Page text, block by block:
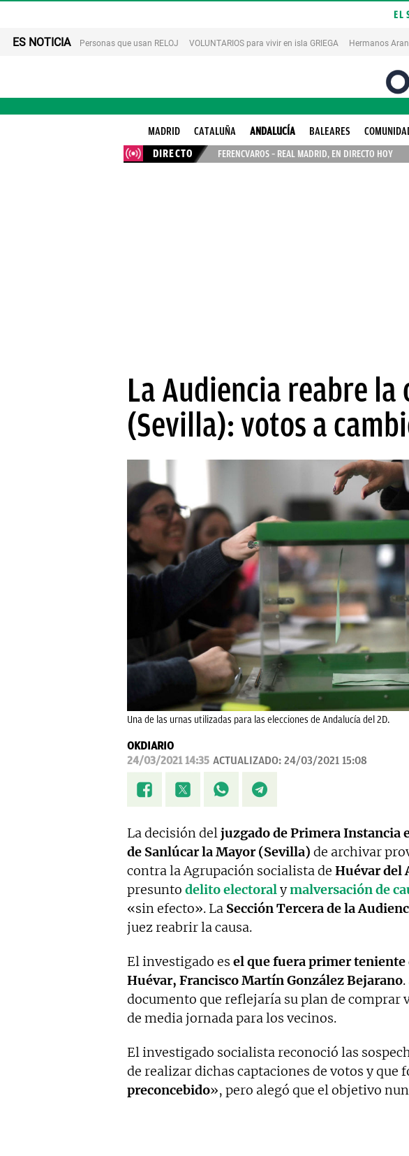
EL
ES NOTICIA Personas que usan RELOJ VOLUNTARIOS para vivir en isla GRIEGA Hermanos
MADRID CATALUÑA ANDALUCÍA BALEARES
DIRECTO
FERENCVAROS – REAL MADRID, EN DIRECTO HOY
La Audiencia reabre la
(Sevilla): votos a
Una de las urnas utilizadas para las elecciones de Andalucía del 2D.
OKDIARIO
24/03/2021 14:35 ACTUALIZADO: 24/03/2021 15:08
La decisión deljuzgado de Primera Instancia
de Sanlúcar la Mayor (Sevilla) de archivar
contra la Agrupación socialista de Huévar del
presunto delito electoralymalversación de
«sin efecto». La Sección Tercera de la
juez reabrir la causa.
El investigado es el que fuera primer teniente
Huévar, Francisco Martín González Bejarano
documento que reflejaría su plan de comprar
de media jornada para los vecinos.
El investigado socialista reconoció las
de realizar dichas captaciones de votos y que
preconcebido», pero alegó que el objetivo